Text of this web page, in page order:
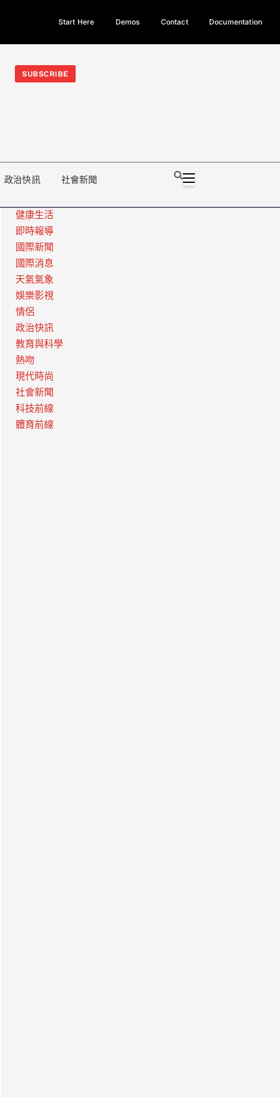
今日熱門新聞TOP3｜西拉雅族正式成第17個原住民族、立院電競
光電場回
Start Here Demos Contact Documentation
SUBSCRIBE
政治快訊 社會新聞
健康生活
即時報導
國際新聞
國際消息
天氣氣象
娛樂影視
情侶
政治快訊
教育與科學
熱吻
現代時尚
社會新聞
科技前線
體育前線